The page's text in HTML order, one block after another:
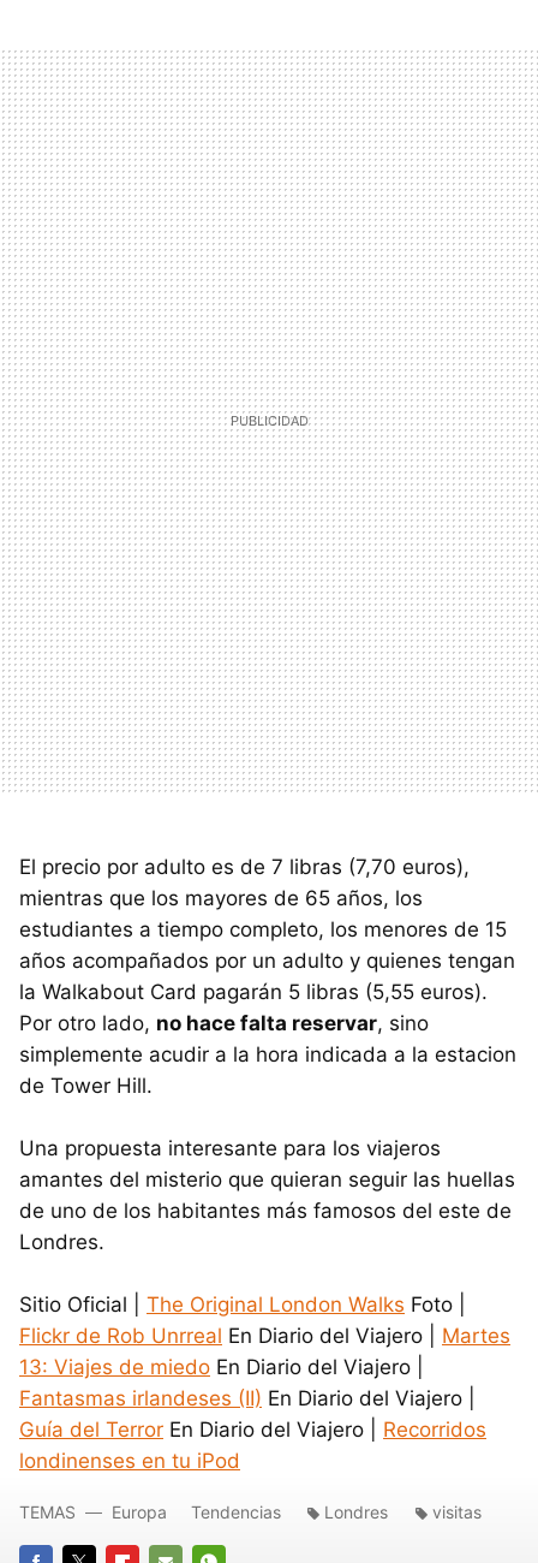
El precio por adulto es de 7 libras (7,70 euros),
mientras que los mayores de 65 años, los
estudiantes a tiempo completo, los menores de 15
años acompañados por un adulto y quienes tengan
la Walkabout Card pagarán 5 libras (5,55 euros).
Por otro lado, no hace falta reservar, sino
simplemente acudir a la hora indicada a la estacion
de Tower Hill.
Una propuesta interesante para los viajeros
amantes del misterio que quieran seguir las huellas
de uno de los habitantes más famosos del este de
Londres.
Sitio Oficial | The Original London Walks Foto |
Flickr de Rob Unrreal En Diario del Viajero | Martes
13: Viajes de miedo En Diario del Viajero |
Fantasmas irlandeses (II) En Diario del Viajero |
Guía del Terror En Diario del Viajero | Recorridos
londinenses en tu iPod
TEMAS Europa Tendencias Londres visitas